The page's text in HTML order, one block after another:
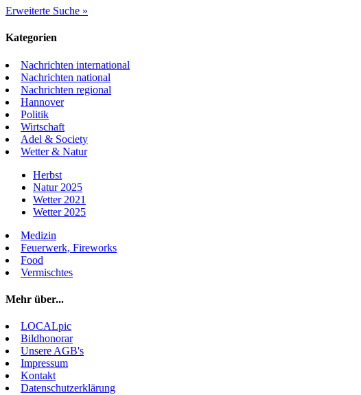
Erweiterte Suche »
Kategorien
Nachrichten international
Nachrichten national
Nachrichten regional
Hannover
Politik
Wirtschaft
Adel & Society
Wetter & Natur
Herbst
Natur 2025
Wetter 2021
Wetter 2025
Medizin
Feuerwerk, Fireworks
Food
Vermischtes
Mehr über...
LOCALpic
Bildhonorar
Unsere AGB's
Impressum
Kontakt
Datenschutzerklärung